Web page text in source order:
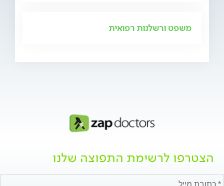
משפט ורשלנות רפואית
הצטרפו לרשימת התפוצה שלנו